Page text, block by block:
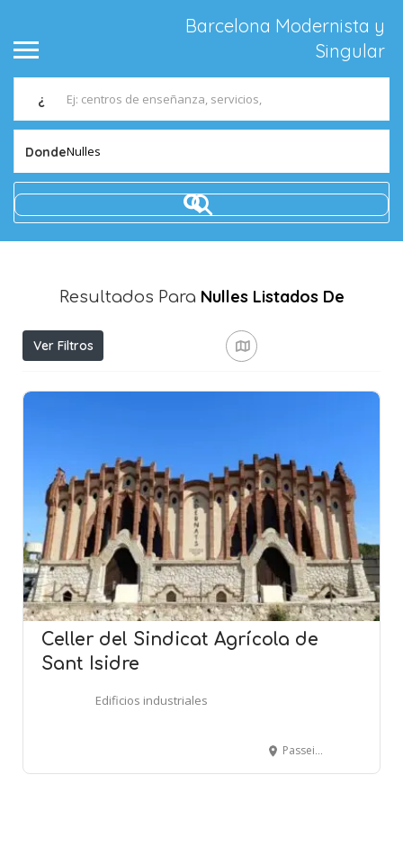
Barcelona Modernista y
Singular
¿
DondeNulles
Resultados Para Nulles Listados De
Ver Filtros
Celler del Sindicat Agrícola de
Sant Isidre
Edificios industriales
Passeig de l'Estació, s-n - NULLES